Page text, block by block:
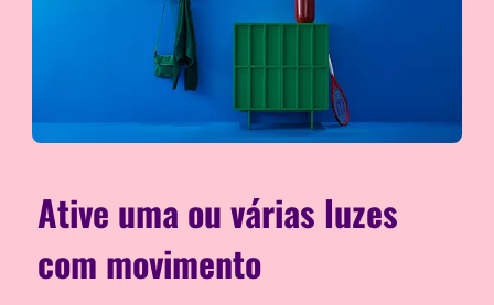
Ative uma ou várias luzes
com movimento